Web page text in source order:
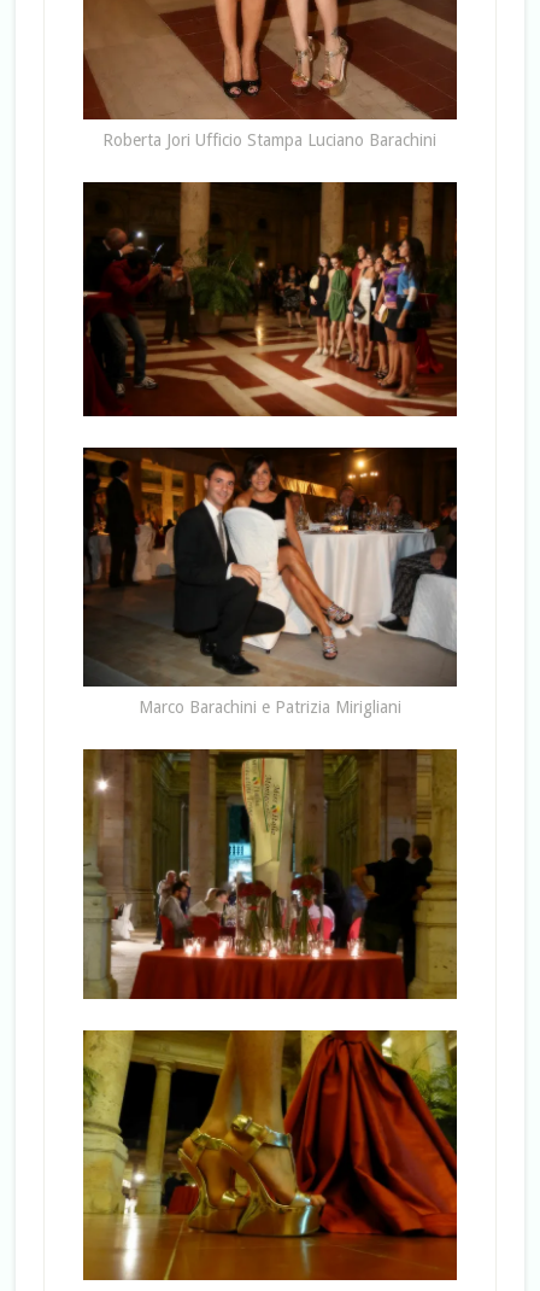
Roberta Jori Ufficio Stampa Luciano Barachini
Marco Barachini e Patrizia Mirigliani